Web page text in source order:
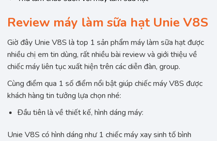
Review máy làm sữa hạt Unie V8S
Giờ đây Unie V8S là top 1 sản phẩm máy làm sữa hạt được
nhiều chị em tin dùng, rất nhiều bài review và giới thiệu về
chiếc máy liên tục xuất hiện trên các diễn đàn, group.
Cùng điểm qua 1 số điểm nổi bật giúp chiếc máy V8S được
khách hàng tin tưởng lựa chọn nhé:
Đầu tiên là về thiết kế, hình dáng máy:
Unie V8S có hình dáng như 1 chiếc máy xay sinh tố bình